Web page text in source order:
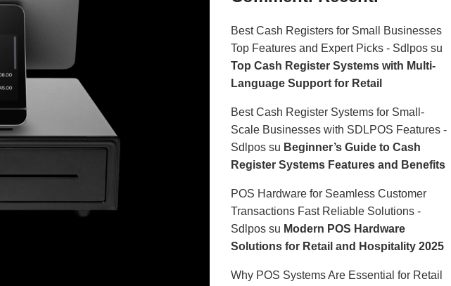
Best Cash Registers for Small Businesses
Top Features and Expert Picks - Sdlpossu
Top Cash Register Systems with Multi-
Language Support for Retail
Best Cash Register Systems for Small-
Scale Businesses with SDLPOS Features -
Sdlpossu Beginner’s Guide to Cash
Register Systems Features and Benefits
POS Hardware for Seamless Customer
Transactions Fast Reliable Solutions -
Sdlpossu Modern POS Hardware
Solutions for Retail and Hospitality 2025
Why POS Systems Are Essential for Retail